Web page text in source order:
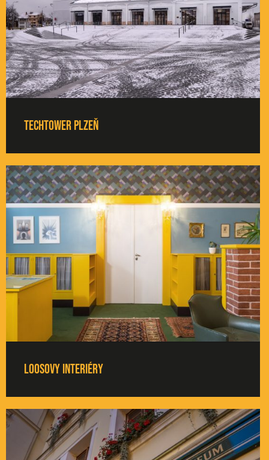
TechTower Plzeň
Loosovy interiéry